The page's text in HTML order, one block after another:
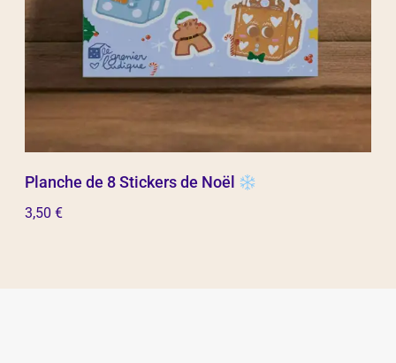
Planche de 8 Stickers de Noël
3,50 €